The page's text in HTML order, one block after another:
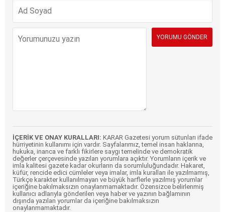
İÇERİK VE ONAY KURALLARI: KARAR Gazetesi yorum sütunları ifade
hürriyetinin kullanımı için vardır. Sayfalarımız, temel insan haklarına,
hukuka, inanca ve farklı fikirlere saygı temelinde ve demokratik
değerler çerçevesinde yazılan yorumlara açıktır. Yorumların içerik ve
imla kalitesi gazete kadar okurların da sorumluluğundadır. Hakaret,
küfür, rencide edici cümleler veya imalar, imla kuralları ile yazılmamış,
Türkçe karakter kullanılmayan ve büyük harflerle yazılmış yorumlar
içeriğine bakılmaksızın onaylanmamaktadır. Özensizce belirlenmiş
kullanıcı adlarıyla gönderilen veya haber ve yazının bağlamının
dışında yazılan yorumlar da içeriğine bakılmaksızın
onaylanmamaktadır.